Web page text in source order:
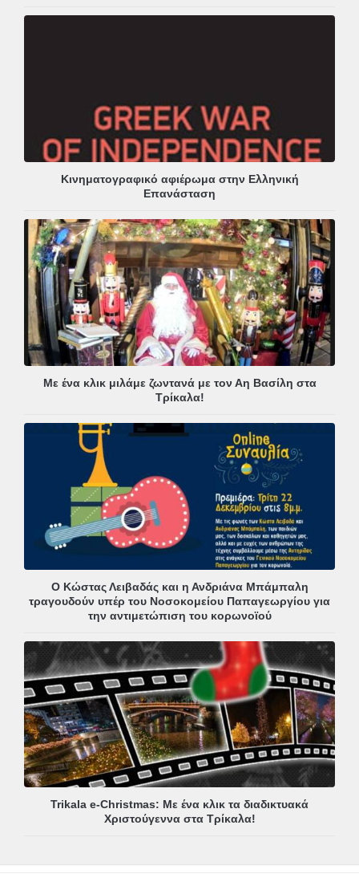
Κινηματογραφικό αφιέρωμα στην Ελληνική
Επανάσταση
Με ένα κλικ μιλάμε ζωντανά με τον Αη Βασίλη στα
Τρίκαλα!
Ο Κώστας Λειβαδάς και η Ανδριάνα Μπάμπαλη
τραγουδούν υπέρ του Νοσοκομείου Παπαγεωργίου για
την αντιμετώπιση του κορωνοϊού
Trikala e-Christmas: Με ένα κλικ τα διαδικτυακά
Χριστούγεννα στα Τρίκαλα!